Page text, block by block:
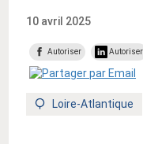
10 avril 2025
Autoriser Autoriser
Territoire
Loire-Atlantique